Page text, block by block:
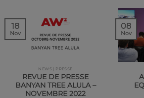
NEWS | PRESSE
REVUE DE PRESSE
BANYAN TREE ALULA –
NOVEMBRE 2022
18
Nov
08
Nov